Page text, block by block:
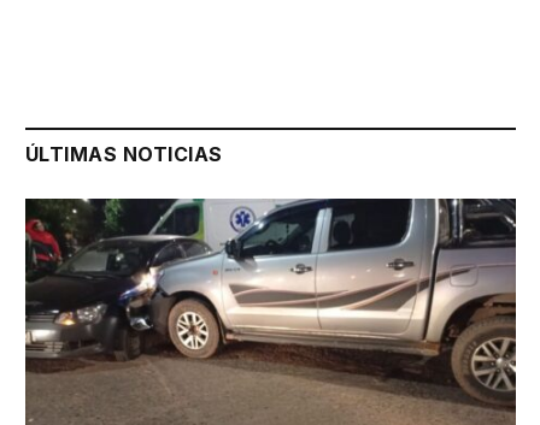
ÚLTIMAS NOTICIAS